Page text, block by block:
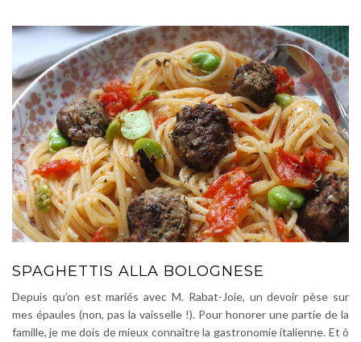
SPAGHETTIS ALLA BOLOGNESE
Depuis qu’on est mariés avec M. Rabat-Joie, un devoir pèse sur
mes épaules (non, pas la vaisselle !). Pour honorer une partie de la
famille, je me dois de mieux connaître la gastronomie italienne. Et ô